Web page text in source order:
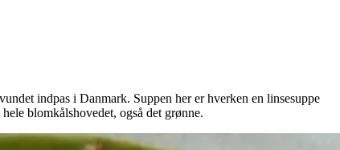
indpas i Danmark. Suppen her er hverken en linsesuppe
blomkålshovedet, også det grønne.